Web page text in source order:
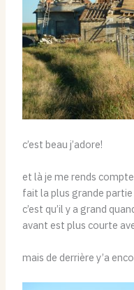
c’est beau j’adore!
et là je me rends
fait la plus grande
c’est qu’il y a grand
avant est plus courte
mais de derrière y’a